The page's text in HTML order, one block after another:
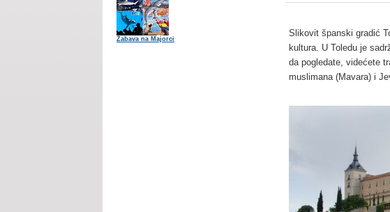
Zabava na Majorci
Slikovit španski gradić
kultura. U Toledu je
da pogledate, videćete
muslimana (Mavara) i